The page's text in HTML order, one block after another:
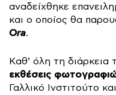
αναδείχθηκε
και ο οποίος θα
Ora.
Καθ’ όλη τη
εκθέσεις
Γαλλικό Ινστιτούτο